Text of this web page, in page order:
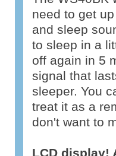
need to get
and sleep
to sleep in a
off again in 5
signal that
sleeper. You
treat it as a
don't want to
LCD display!